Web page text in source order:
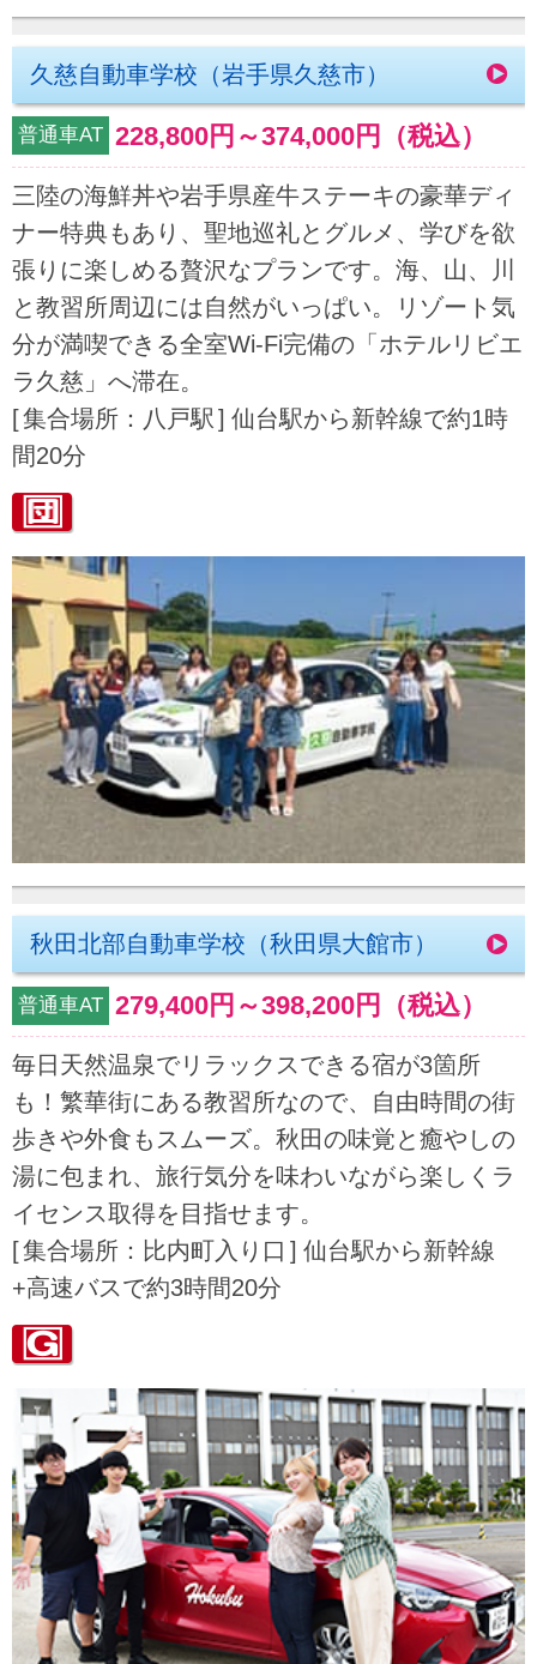
久慈自動車学校（岩手県久慈市）
普通車AT 228,800円 ～374,000円 （税込）
三陸の海鮮丼や岩手県産牛ステーキの豪華ディ
ナー特典もあり、聖地巡礼とグルメ、学びを欲
張りに楽しめる贅沢なプランです。海、山、川
と教習所周辺には自然がいっぱい。リゾート気
分が満喫できる全室Wi-Fi完備の「ホテルリビエ
ラ久慈」へ滞在。
集合場所：八戸駅
仙台駅から新幹線で約1時
間20分
秋田北部自動車学校（秋田県大館市）
普通車AT 279,400円 ～398,200円 （税込）
毎日天然温泉でリラックスできる宿が3箇所
も！繁華街にある教習所なので、自由時間の街
歩きや外食もスムーズ。秋田の味覚と癒やしの
湯に包まれ、旅行気分を味わいながら楽しくラ
イセンス取得を目指せます。
集合場所：比内町入り口
仙台駅から新幹線
+高速バスで約3時間20分